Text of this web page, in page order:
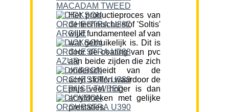
Het productieproces van
de technische stof 'Soltis'
wijkt fundamenteel af van
wat gebruikelijk is. Dit is
door de coating van pvc
aan beide zijden die zich
onderscheidt van de
acryl stoffen waardoor de
prijs veel hoger is dan
acryldoeken met gelijke
prestaties.